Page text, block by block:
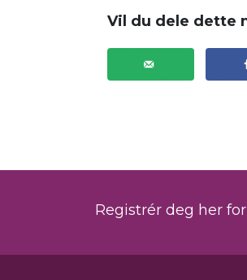
Vil du dele dette
Registrér deg her